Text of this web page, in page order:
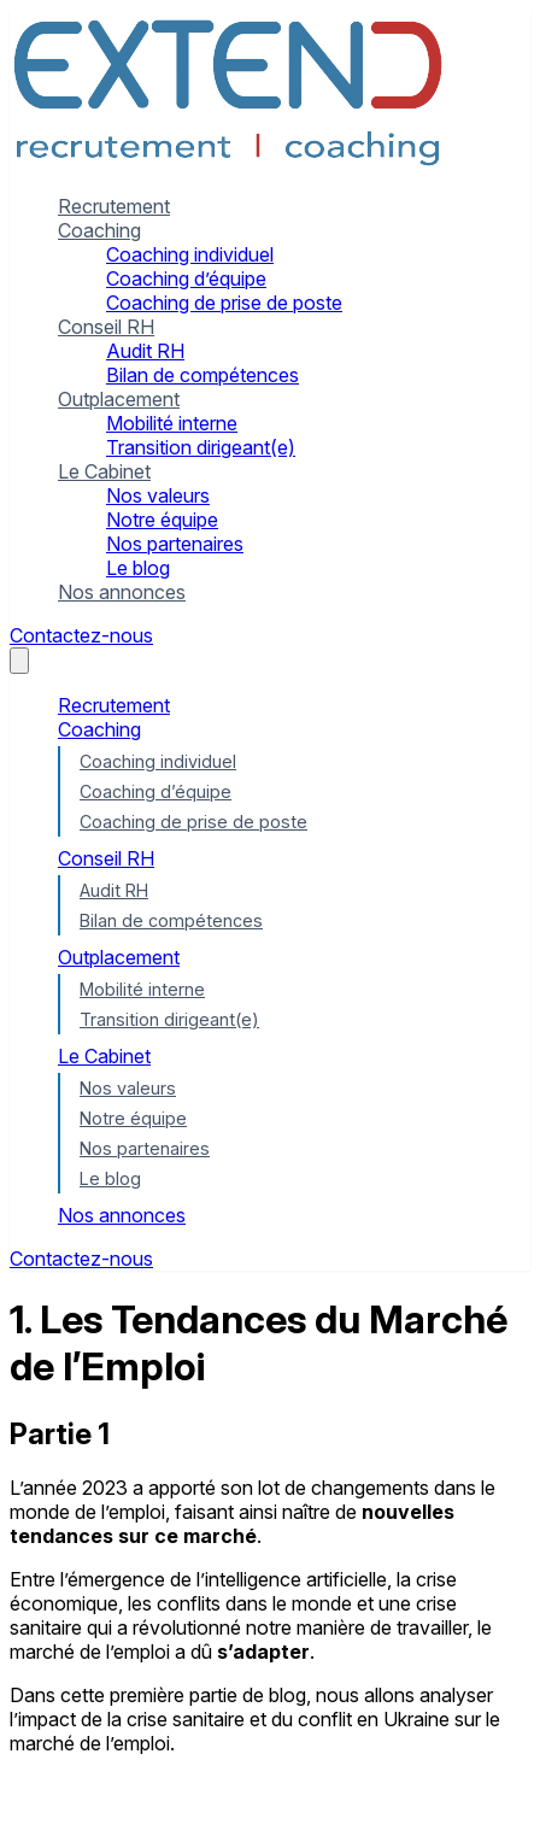
Recrutement
Coaching
Coaching individuel
Coaching d’équipe
Coaching de prise de poste
Conseil RH
Audit RH
Bilan de compétences
Outplacement
Mobilité interne
Transition dirigeant(e)
Le Cabinet
Nos valeurs
Notre équipe
Nos partenaires
Le blog
Nos annonces
Contactez-nous
Recrutement
Coaching
Coaching individuel
Coaching d’équipe
Coaching de prise de poste
Conseil RH
Audit RH
Bilan de compétences
Outplacement
Mobilité interne
Transition dirigeant(e)
Le Cabinet
Nos valeurs
Notre équipe
Nos partenaires
Le blog
Nos annonces
Contactez-nous
1. Les Tendances du Marché
de l’Emploi
Partie 1
L’année 2023 a apporté son lot de changements dans le
monde de l’emploi, faisant ainsi naître de nouvelles
tendances sur ce marché.
Entre l’émergence de l’intelligence artificielle, la crise
économique, les conflits dans le monde et une crise
sanitaire qui a révolutionné notre manière de travailler, le
marché de l’emploi a dû s’adapter.
Dans cette première partie de blog, nous allons analyser
l’impact de la crise sanitaire et du conflit en Ukraine sur le
marché de l’emploi.